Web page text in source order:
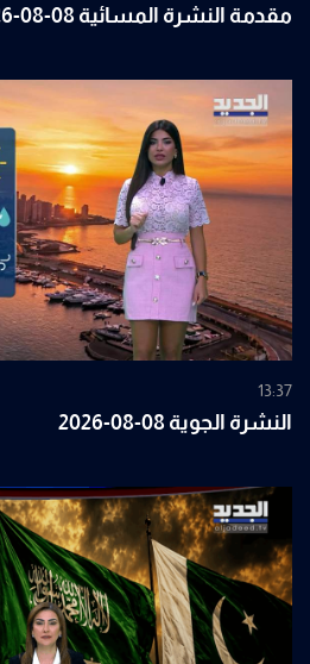
مقدمة النشرة المسائية 08-08-2026
13:37
النشرة الجوية 08-08-2026